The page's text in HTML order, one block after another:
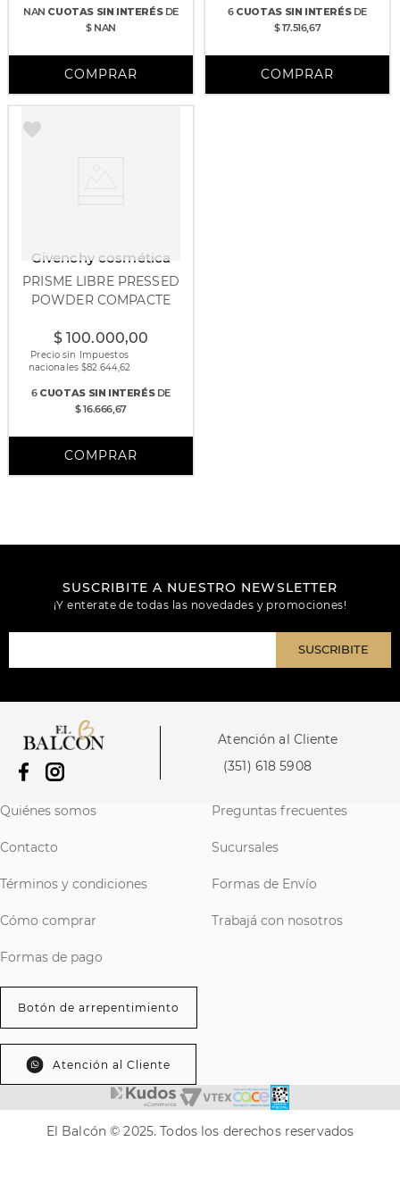
NAN CUOTAS SIN INTERÉSDE
$ NAN
6CUOTAS SIN INTERÉSDE
$ 17.516,67
7 gr
Givenchy cosmética
PRISME LIBRE PRESSED
POWDER COMPACTE
$ 100.000,00
Precio sin Impuestos
nacionales $82.644,62
6CUOTAS SIN INTERÉSDE
$ 16.666,67
SUSCRIBITE A NUESTRO NEWSLETTER
¡Y enterate de todas las novedades y promociones!
SUSCRIBITE
Atención al Cliente
(351) 618 5908
Quiénes somos Preguntas frecuentes
Contacto Sucursales
Términos y condiciones Formas de Envío
Cómo comprar Trabajá con nosotros
Formas de pago
Botón de arrepentimiento
Atención al Cliente
El Balcón © 2025. Todos los derechos reservados